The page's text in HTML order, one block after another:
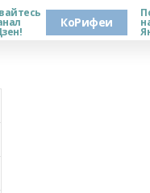
КоРифеи